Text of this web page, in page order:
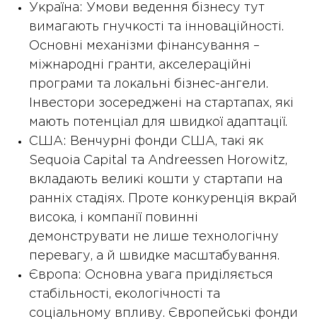
Україна: Умови ведення бізнесу тут
вимагають гнучкості та інноваційності.
Основні механізми фінансування –
міжнародні гранти, акселераційні
програми та локальні бізнес-ангели.
Інвестори зосереджені на стартапах, які
мають потенціал для швидкої адаптації.
США: Венчурні фонди США, такі як
Sequoia Capital та Andreessen Horowitz,
вкладають великі кошти у стартапи на
ранніх стадіях. Проте конкуренція вкрай
висока, і компанії повинні
демонструвати не лише технологічну
перевагу, а й швидке масштабування.
Європа: Основна увага приділяється
стабільності, екологічності та
соціальному впливу. Європейські фонди